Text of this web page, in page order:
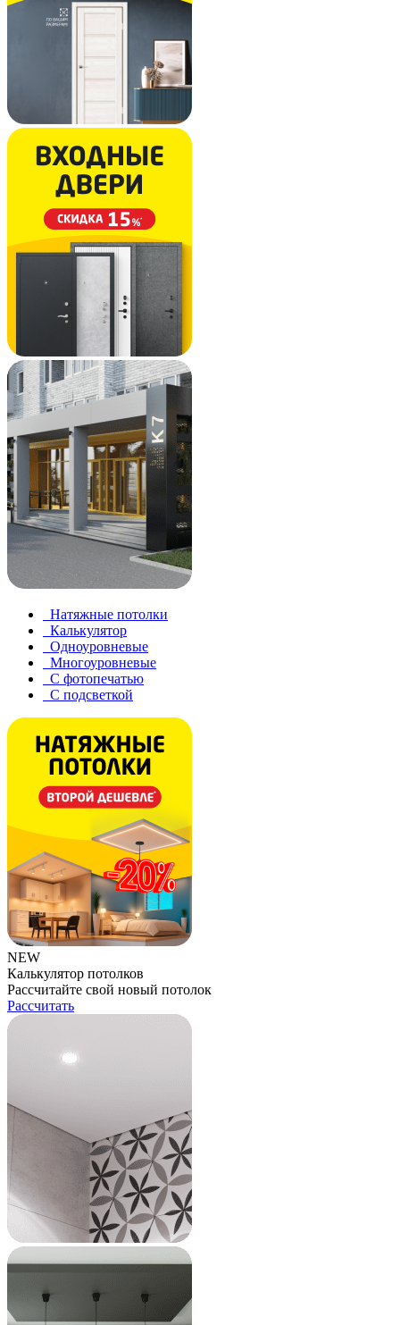
Натяжные потолки
Калькулятор
Одноуровневые
Многоуровневые
С фотопечатью
С подсветкой
NEW
Калькулятор потолков
Рассчитайте свой новый потолок
Рассчитать